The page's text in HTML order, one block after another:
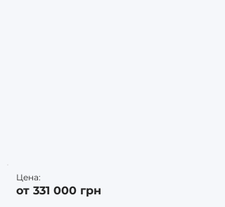
Цена:
от 331 000 грн